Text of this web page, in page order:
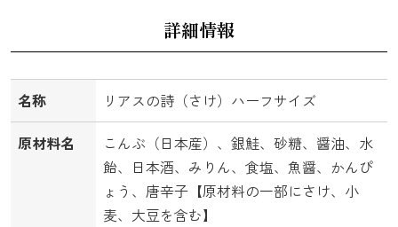
詳細情報
名称
リアスの詩（さけ）ハーフサイズ
原材料名
こんぶ（日本産）、銀鮭、砂糖、醤油、水
飴、日本酒、みりん、食塩、魚醤、かんぴ
ょう、唐辛子【原材料の一部にさけ、小
麦、大豆を含む】